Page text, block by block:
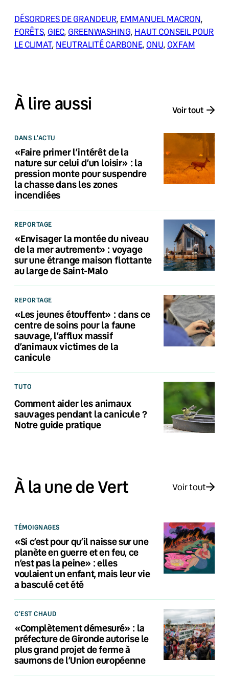
DÉSORDRES DE GRANDEUR, EMMANUEL MACRON
FORÊTS, GIEC, GREENWASHING, HAUT CONSEIL POUR
LE CLIMAT, NEUTRALITÉ CARBONE, ONU, OXFAM
À lire aussi Voir tout
DANS L'ACTU
«Faire primer l’intérêt de la
nature sur celui d’un loisir» : la
pression monte pour suspendre
la chasse dans les zones
incendiées
REPORTAGE
«Envisager la montée du niveau
de la mer autrement» : voyage
sur une étrange maison flottante
au large de Saint-Malo
REPORTAGE
«Les jeunes étouffent» : dans ce
centre de soins pour la faune
sauvage, l’afflux massif
d’animaux victimes de la
canicule
TUTO
Comment aider les animaux
sauvages pendant la canicule ?
Notre guide pratique
À la une de Vert Voir tout
TÉMOIGNAGES
«Si c’est pour qu’il naisse sur une
planète en guerre et en feu, ce
n’est pas la peine» : elles
voulaient un enfant, mais leur vie
a basculé cet été
C'EST CHAUD
«Complètement démesuré» : la
préfecture de Gironde autorise le
plus grand projet de ferme à
saumons de l’Union européenne